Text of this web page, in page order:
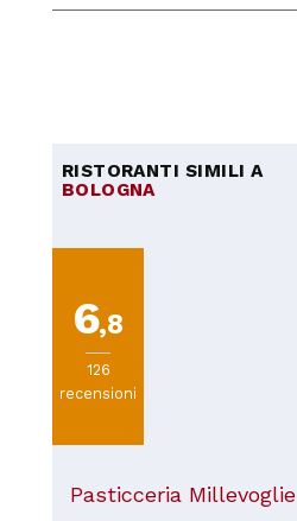
RISTORANTI SIMILI A
BOLOGNA
6,8
126
recensioni
Pasticceria Millevoglie